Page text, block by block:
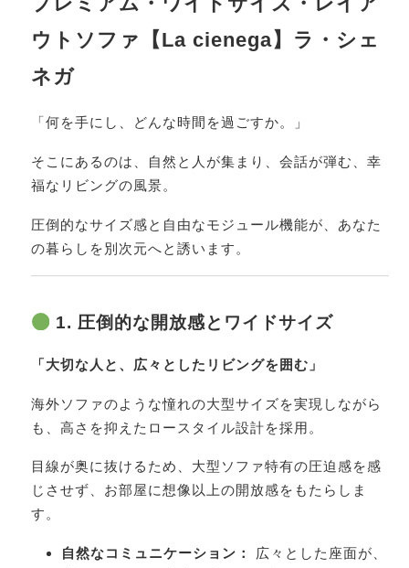
ウトソファ【La cienega】ラ・シェ
ネガ
「何を手にし、どんな時間を過ごすか。」
そこにあるのは、自然と人が集まり、会話が弾む、幸
福なリビングの風景。
圧倒的なサイズ感と自由なモジュール機能が、あなた
の暮らしを別次元へと誘います。
1. 圧倒的な開放感とワイドサイズ
「大切な人と、広々としたリビングを囲む」
海外ソファのような憧れの大型サイズを実現しながら
も、高さを抑えたロースタイル設計を採用。
目線が奥に抜けるため、大型ソファ特有の圧迫感を感
じさせず、お部屋に想像以上の開放感をもたらしま
す。
自然なコミュニケーション：
広々とした座面が、